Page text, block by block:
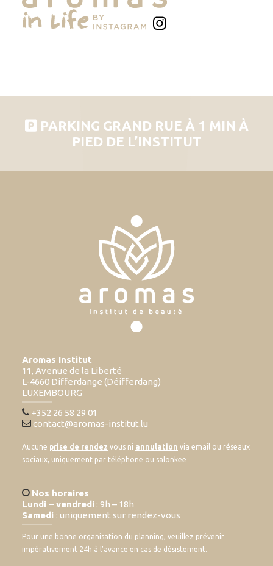
PARKING GRAND RUE À 1 MIN À
PIED DE L’INSTITUT
Aromas Institut
11, Avenue de la Liberté
L-4660 Differdange (Déifferdang)
LUXEMBOURG
+352 26 58 29 01
contact@aromas-institut.lu
Aucune prise de rendez vous ni annulation via email ou réseaux
sociaux, uniquement par téléphone ou salonkee
Nos horaires
Lundi – vendredi : 9h – 18h
Samedi : uniquement sur rendez-vous
Pour une bonne organisation du planning, veuillez prévenir
impérativement 24h à l’avance en cas de désistement.